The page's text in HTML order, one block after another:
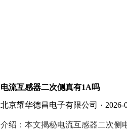
电流互感器二次侧真有1A吗
北京耀华德昌电子有限公司 · 2026-
介绍： 本文揭秘电流互感器二次侧